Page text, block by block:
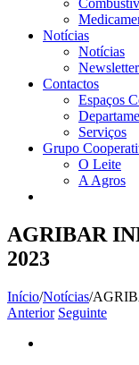
Notícias
Notícias
Contactos
Espaços
Serviços
Grupo
O Leite
A Agros
AGRIBAR
2023
Início/Notícias/
Anterior Seguinte